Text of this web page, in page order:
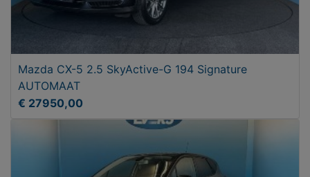
Mazda CX-5 2.5 SkyActive-G 194 Signature
AUTOMAAT
€ 27950,00